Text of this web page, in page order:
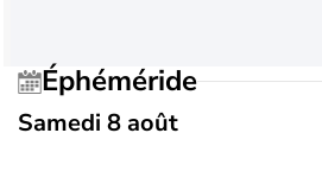
Éphéméride
Samedi 8 août